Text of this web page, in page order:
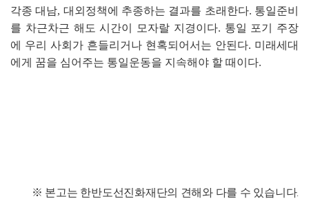
각종 대남, 대외정책에 추종하는 결과를 초래한다. 통일준비
를 차근차근 해도 시간이 모자랄 지경이다. 통일 포기 주장
에 우리 사회가 흔들리거나 현혹되어서는 안된다. 미래세대
에게 꿈을 심어주는 통일운동을 지속해야 할 때이다.
※ 본고는 한반도선진화재단의 견해와 다를 수 있습니다.